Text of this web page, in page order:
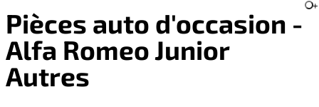
Pièces auto d'occasion -
Alfa Romeo Junior
Autres
+